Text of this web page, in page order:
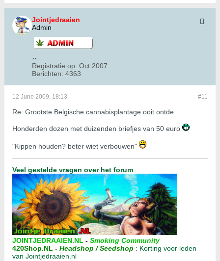
Jointjedraaien
Admin
Registratie op: Oct 2007
Berichten: 4363
#11
12 June 2009, 18:13
Re: Grootste Belgische cannabisplantage ooit ontde
Honderden dozen met duizenden briefjes van 50 euro
"Kippen houden? beter wiet verbouwen"
Veel gestelde vragen over het forum
JOINTJEDRAAIEN.NL - Smoking Community
420Shop.NL - Headshop / Seedshop : Korting voor leden
van Jointjedraaien.nl